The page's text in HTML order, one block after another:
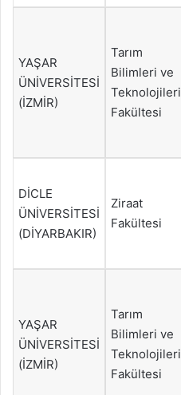
YAŞAR
ÜNİVERSİTESİ
(İZMİR)
Tarım
Bilimleri ve
Teknolojileri
Fakültesi
DİCLE
ÜNİVERSİTESİ
(DİYARBAKIR)
Ziraat
Fakültesi
YAŞAR
ÜNİVERSİTESİ
(İZMİR)
Tarım
Bilimleri ve
Teknolojileri
Fakültesi